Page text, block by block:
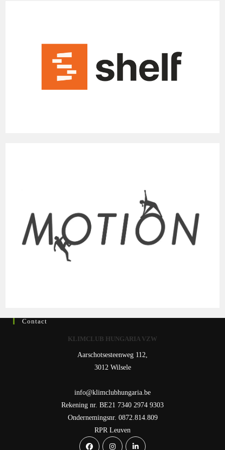
Contact
KLIMCLUB HUNGARIA VZW
Aarschotsesteenweg 112,
3012 Wilsele
info@klimclubhungaria.be
Rekening nr. BE21 7340 2974 9303
Ondernemingsnr. 0872.814.809
RPR Leuven
Opens
Opens